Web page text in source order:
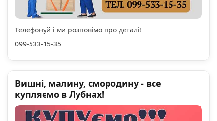
Телефонуй і ми розповімо про деталі!
099-533-15-35
Вишні, малину, смородину - все
купляємо в Лубнах!